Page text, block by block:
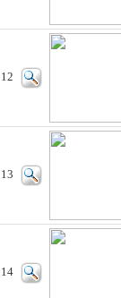
12
13
14